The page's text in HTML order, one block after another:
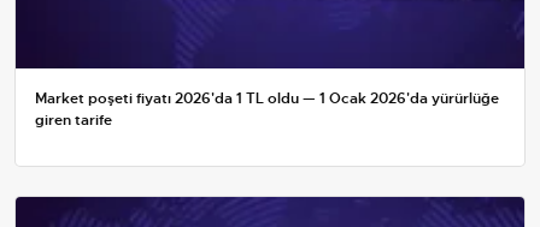
Market poşeti fiyatı 2026'da 1 TL oldu — 1 Ocak 2026'da yürürlüğe
giren tarife